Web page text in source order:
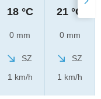
18 °C
0 mm
SZ
1 km/h
21 °C
0 mm
SZ
1 km/h